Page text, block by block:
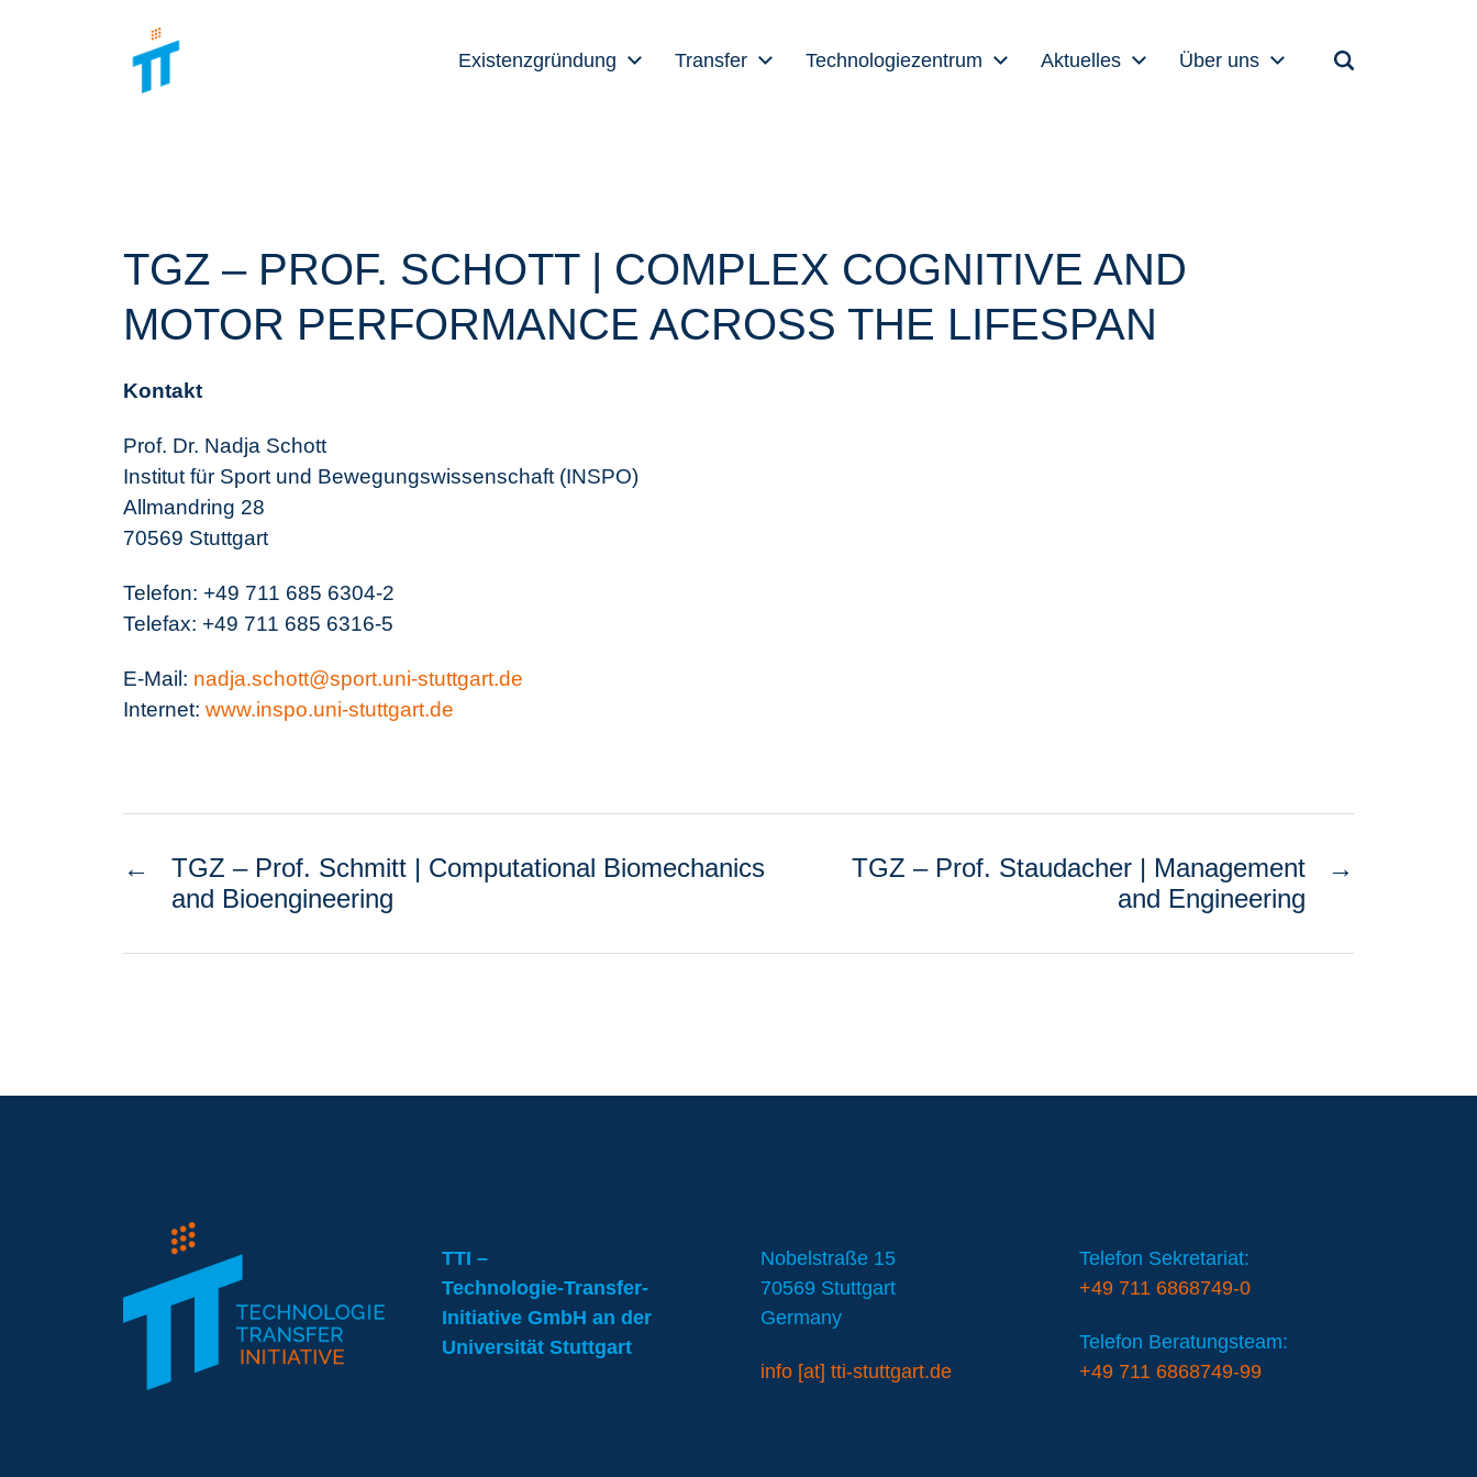
Existenzgründung Transfer Technologiezentrum Aktuelles Über uns
TGZ – PROF. SCHOTT | COMPLEX COGNITIVE AND
MOTOR PERFORMANCE ACROSS THE LIFESPAN
Kontakt
Prof. Dr. Nadja Schott
Institut für Sport und Bewegungswissenschaft (INSPO)
Allmandring 28
70569 Stuttgart
Telefon: +49 711 685 6304-2
Telefax: +49 711 685 6316-5
E-Mail: nadja.schott@sport.uni-stuttgart.de
Internet: www.inspo.uni-stuttgart.de
←
TGZ – Prof. Schmitt | Computational Biomechanics
and Bioengineering
→
TGZ – Prof. Staudacher | Management
and Engineering
TTI –
Technologie-Transfer-
Initiative GmbH an der
Universität Stuttgart
Nobelstraße 15
70569 Stuttgart
Germany
info [at] tti-stuttgart.de
Telefon Sekretariat:
+49 711 6868749-0
Telefon Beratungsteam:
+49 711 6868749-99